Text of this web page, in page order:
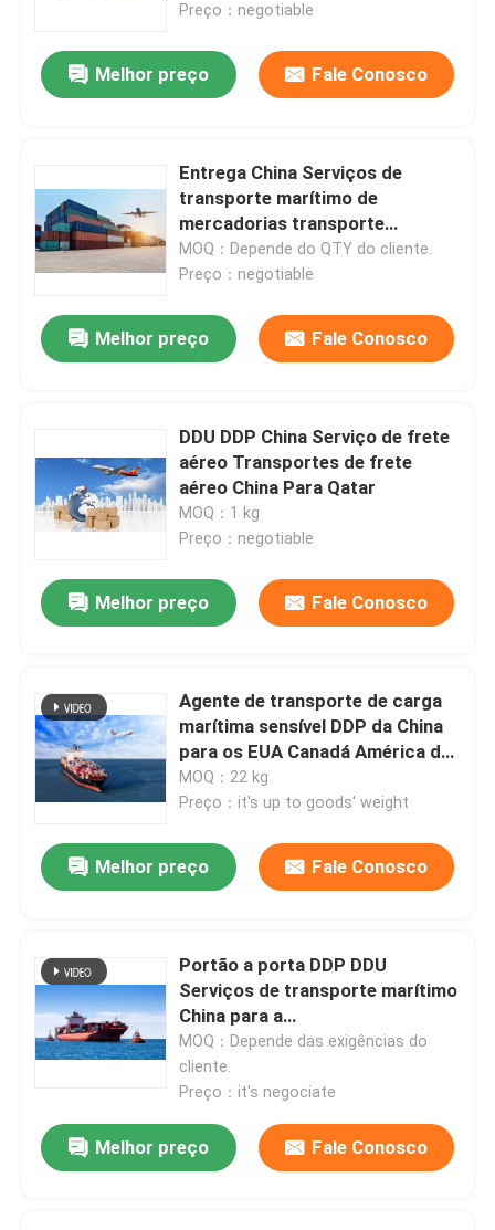
Para casa
Vídeos
Sobre nós
Visita à fábrica
Contacte-nos
Solicite um orçamento
serviços internacionais da transmissão do frete
Preço：negotiable
Melhor preço Fale Conosco
Entrega China Serviços de
transporte marítimo de
mercadorias transporte
marítimo porta a porta China
Para a França
MOQ：Depende do QTY do cliente.
Preço：negotiable
Melhor preço Fale Conosco
DDU DDP China Serviço de frete
aéreo Transportes de frete
aéreo China Para Qatar
MOQ：1 kg
Preço：negotiable
Melhor preço Fale Conosco
Agente de transporte de carga
marítima sensível DDP da China
para os EUA Canadá América do
Norte
MOQ：22 kg
Preço：it's up to goods' weight
Melhor preço Fale Conosco
Portão a porta DDP DDU
Serviços de transporte marítimo
China para a
Alemanha/França/Países
Baixos/Suécia/Suíça
MOQ：Depende das exigências do
cliente.
Preço：it's negociate
Melhor preço Fale Conosco